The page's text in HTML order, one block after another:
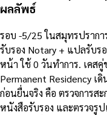
ผลลัพธ์
รอบ -5/25 ในสมุทรปรากา
รับรอง Notary + แปลรับร
หน้า ใช้ 0 วันทำการ. เคส
Permanent Residency
ก่อนยื่นจริง คือ ตรวจการส
หนังสือรับรอง และตรวจรู